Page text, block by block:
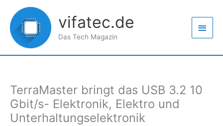
Inhalt
springen
vifatec.de
Das Tech Magazin
TerraMaster bringt das USB 3.2 10
Gbit/s- Elektronik, Elektro und
Unterhaltungselektronik